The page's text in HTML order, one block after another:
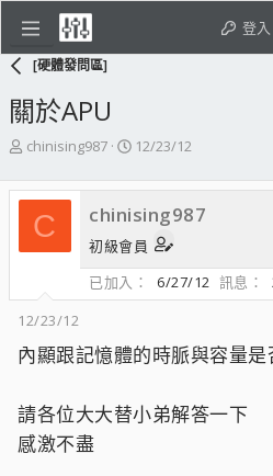
登入
[硬體發問區]
關於APU
主
發
人
chinising987
開
日
期
12/23/12
C chinising987
初級會員
已加入
6/27/12 訊息
12/23/12
內顯跟記憶體的時脈與容量是
請各位大大替小弟解答一下
感激不盡